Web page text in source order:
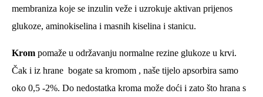
membraniza koje se inzulin veže i uzrokuje aktivan prijenos
glukoze, aminokiselina i masnih kiselina i stanicu.
Krom pomaže u održavanju normalne rezine glukoze u krvi.
Čak i iz hrane bogate sa kromom , naše tijelo apsorbira samo
oko 0,5 -2%. Do nedostatka kroma može doći i zato što hrana s